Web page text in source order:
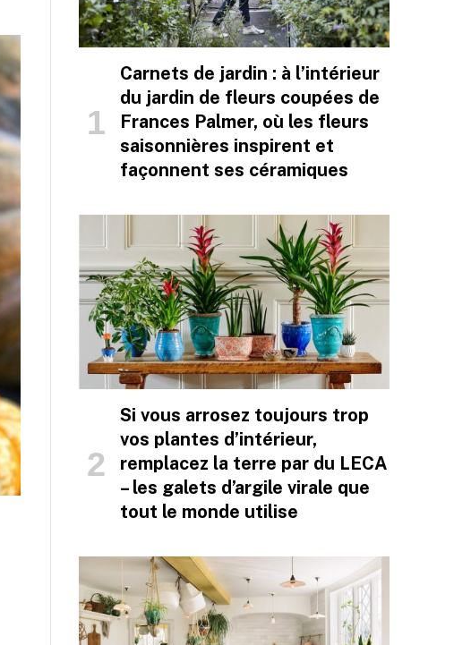
Carnets de jardin : à l’intérieur
du jardin de fleurs coupées de
Frances Palmer, où les fleurs
saisonnières inspirent et
façonnent ses céramiques
Si vous arrosez toujours trop
vos plantes d’intérieur,
remplacez la terre par du LECA
– les galets d’argile virale que
tout le monde utilise